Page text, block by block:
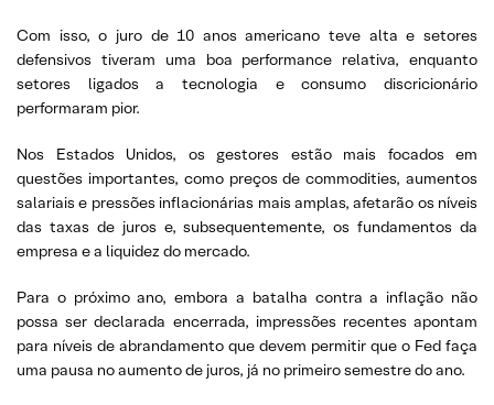
Com isso, o juro de 10 anos americano teve alta e setores
defensivos tiveram uma boa performance relativa, enquanto
setores ligados a tecnologia e consumo discricionário
performaram pior.
Nos Estados Unidos, os gestores estão mais focados em
questões importantes, como preços de commodities, aumentos
salariais e pressões inflacionárias mais amplas, afetarão os níveis
das taxas de juros e, subsequentemente, os fundamentos da
empresa e a liquidez do mercado.
Para o próximo ano, embora a batalha contra a inflação não
possa ser declarada encerrada, impressões recentes apontam
para níveis de abrandamento que devem permitir que o Fed faça
uma pausa no aumento de juros, já no primeiro semestre do ano.